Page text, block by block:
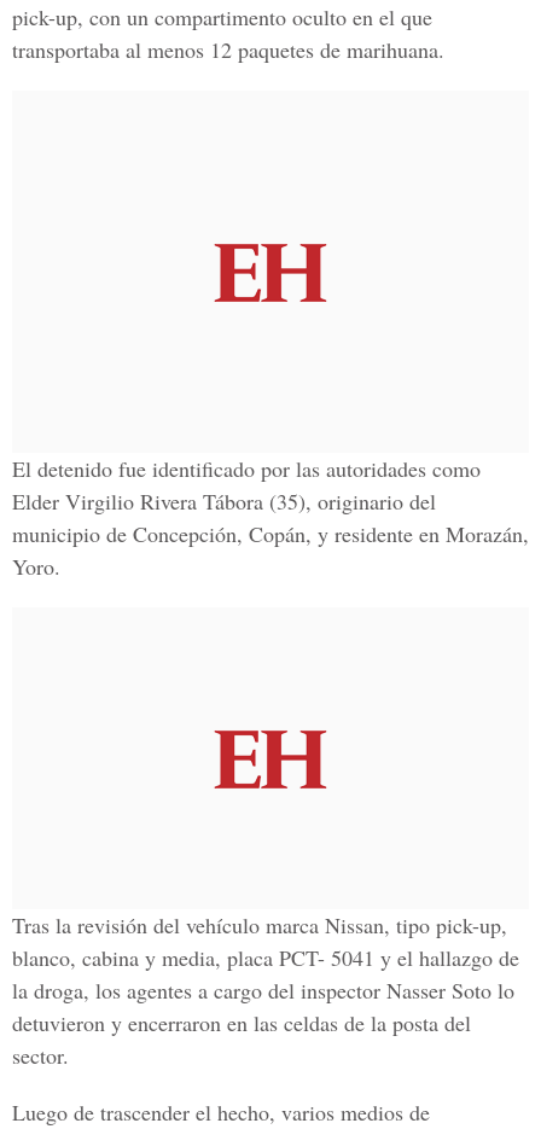
pick-up, con un compartimento oculto en el que
transportaba al menos 12 paquetes de marihuana.
El detenido fue identificado por las autoridades como
Elder Virgilio Rivera Tábora (35), originario del
municipio de Concepción, Copán, y residente en Morazán,
Yoro.
Tras la revisión del vehículo marca Nissan, tipo pick-up,
blanco, cabina y media, placa PCT- 5041 y el hallazgo de
la droga, los agentes a cargo del inspector Nasser Soto lo
detuvieron y encerraron en las celdas de la posta del
sector.
Luego de trascender el hecho, varios medios de